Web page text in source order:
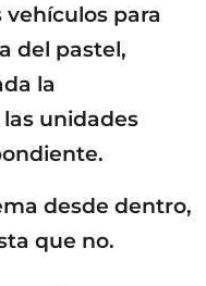
para
del pastel,
la
unidades
desde dentro,
que no.